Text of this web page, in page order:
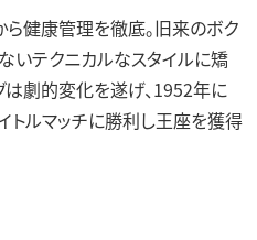
健康管理を徹底。旧来のボク
いテクニカルなスタイルに矯
劇的変化を遂げ、1952年に
イトルマッチに勝利し王座を獲得